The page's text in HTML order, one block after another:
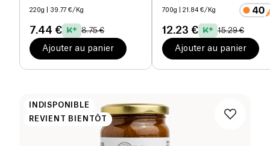
Sans Gluten bio
220g | 39.77 €/Kg
7.44 € 8.75 €
Ajouter au panier
Noisette bio
700g | 21.84 €/Kg
12.23 € 15.29 €
Ajouter au panier
INDISPONIBLE
REVIENT BIENTÔT